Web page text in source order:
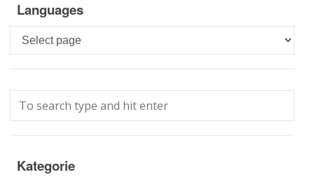
Languages
Languages
Kategorie